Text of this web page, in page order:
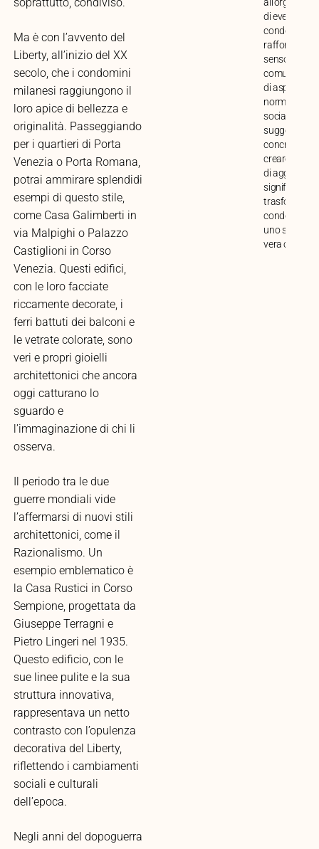
Ma è con l’avvento del
Liberty, all’inizio del XX
secolo, che i condomini
milanesi raggiungono il
loro apice di bellezza e
originalità. Passeggiando
per i quartieri di Porta
Venezia o Porta Romana,
potrai ammirare splendidi
esempi di questo stile,
come Casa Galimberti in
via Malpighi o Palazzo
Castiglioni in Corso
Venezia. Questi edifici,
con le loro facciate
riccamente decorate, i
ferri battuti dei balconi e
le vetrate colorate, sono
veri e propri gioielli
architettonici che ancora
oggi catturano lo
sguardo e
l’immaginazione di chi li
osserva.
Il periodo tra le due
guerre mondiali vide
l’affermarsi di nuovi stili
architettonici, come il
Razionalismo. Un
esempio emblematico è
la Casa Rustici in Corso
Sempione, progettata da
Giuseppe Terragni e
Pietro Lingeri nel 1935.
Questo edificio, con le
sue linee pulite e la sua
struttura innovativa,
rappresentava un netto
contrasto con l’opulenza
decorativa del Liberty,
riflettendo i cambiamenti
sociali e culturali
dell’epoca.
Negli anni del dopoguerra
di eventi
condominiali
rafforzare il
senso di
comunità.
di aspetti
normativi e
sociali, con
suggerimenti
concreti per
creare
di
significativi e
trasformare il
condominio
uno spazio di
vera